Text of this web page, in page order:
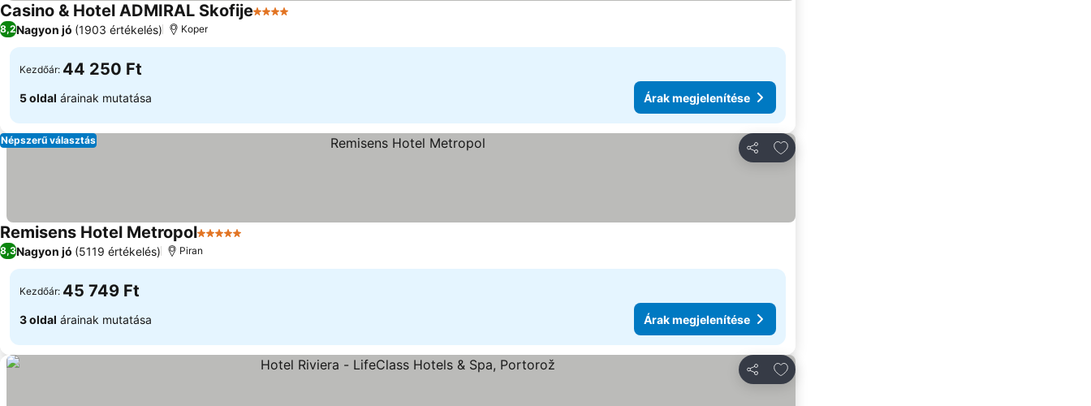
Casino & Hotel ADMIRAL Skofije4 Kategória
8,2Nagyon jó (1903 értékelés) Koper
Kezdőár: 44 250 Ft
5 oldal árainak mutatása Árak megjelenítése
Megosztás
Hozzáadás a kedvencekhez
Népszerű választás
Remisens Hotel Metropol5 Kategória
8,3Nagyon jó (5119 értékelés) Piran
Kezdőár: 45 749 Ft
3 oldal árainak mutatása Árak megjelenítése
Megosztás
Hozzáadás a kedvencekhez